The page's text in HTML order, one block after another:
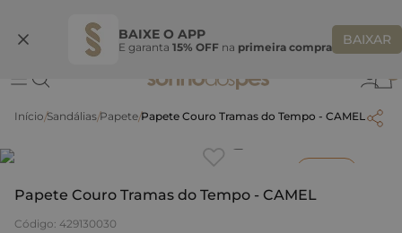
BAIXE O APP
E garanta 15% OFF na primeira compra BAIXAR
Ganhe 10% OFF na coleção utilizando o código do seu vendedor*
Sandálias Papete Papete Couro Tramas do Tempo - CAMEL
Papete Couro Tramas do Tempo - CAMEL
Código: 429130030